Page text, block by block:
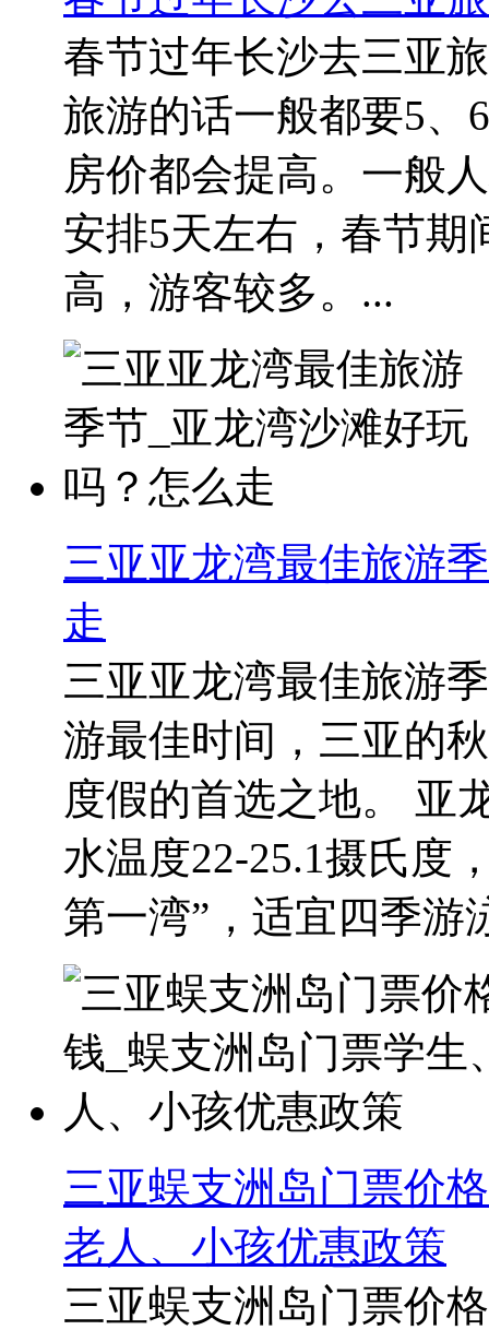
春节过年长沙去三亚
旅游的话一般都要5、
房价都会提高。一般
安排5天左右，春节期
高，游客较多。...
三亚亚龙湾最佳旅游
走
三亚亚龙湾最佳旅游
游最佳时间，三亚的
度假的首选之地。 亚
水温度22-25.1摄氏度
第一湾”，适宜四季游
三亚蜈支洲岛门票价
老人、小孩优惠政策
三亚蜈支洲岛门票价